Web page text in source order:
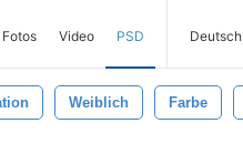
Fotos Video PSD Deutsch
Weiblich Farbe